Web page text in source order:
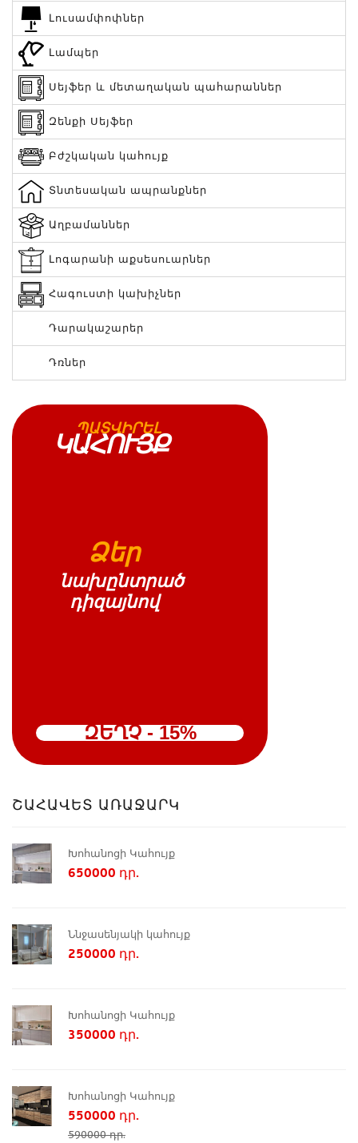
Լուսամփոփներ
Լամպեր
Սեյֆեր և մետաղական պահարաններ
Զենքի Սեյֆեր
Բժշկական կահույք
Տնտեսական ապրանքներ
Աղբամաններ
Լոգարանի աքսեսուարներ
Հագուստի կախիչներ
Դարակաշարեր
Դռներ
ՊԱՏՎԻՐԵԼ
ԿԱՀՈՒՅՔ
Ձեր
նախընտրած
դիզայնով
ԶԵՂՉ - 15%
ՇԱՀԱՎԵՏ ԱՌԱՋԱՐԿ
Խոհանոցի Կահույք
650000 դր.
Ննջասենյակի կահույք
250000 դր.
Խոհանոցի Կահույք
350000 դր.
Խոհանոցի Կահույք
550000 դր.
590000 դր.